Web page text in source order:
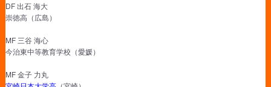
DF 出石 海大
崇徳高（広島）
MF 三谷 海心
今治東中等教育学校（愛媛）
MF 金子 力丸